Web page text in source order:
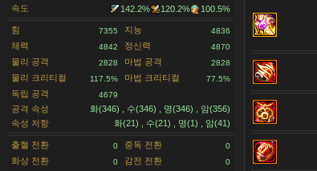
속도 142.2% 120.2% 100.5%
힘 7355 지능 4836
체력 4842 정신력 4870
물리 공격 2828 마법 공격 2828
물리 크리티컬 117.5% 마법 크리티컬 77.5%
독립 공격 4679
공격 속성
화(346) , 수(346) , 명(346) , 암(356)
속성 저항
화(21) , 수(21) , 명(1) , 암(41)
출혈 전환 0 중독 전환 0
화상 전환 0 감전 전환 0